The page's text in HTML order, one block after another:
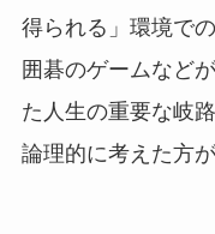
得られる」環境で
囲碁のゲームなど
た人生の重要な岐
論理的に考えた方